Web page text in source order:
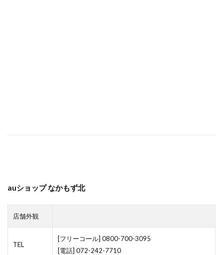
auショップ なかもず北
店舗外観
TEL
[フリーコール] 0800-700-3095
[電話] 072-242-7710